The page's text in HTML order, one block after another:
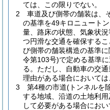
ては、この限りでない。
2
車道及び側帯の舗装は、
の基準を49キロニュート
量、路床の状態、気象状
つ円滑な交通を確保する
び側帯の舗装構造の基準
令第103号)で定める基準
る。 ただし、自動車の交
理由がある場合においては
3
第4種の市道(トンネルを
する地域、沿道の土地利
して必要がある場合にお